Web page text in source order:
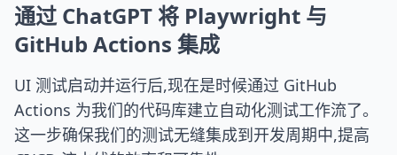
通过 ChatGPT 将 Playwright 与
GitHub Actions 集成
UI 测试启动并运行后,现在是时候通过 GitHub
Actions 为我们的代码库建立自动化测试工作流了。
这一步确保我们的测试无缝集成到开发周期中,提高